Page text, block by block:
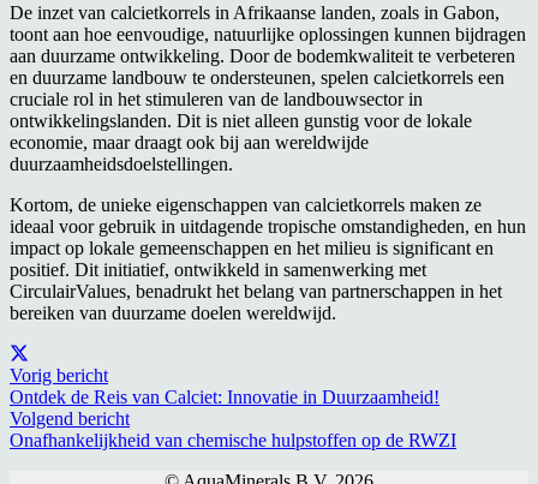
De inzet van calcietkorrels in Afrikaanse landen, zoals in Gabon,
toont aan hoe eenvoudige, natuurlijke oplossingen kunnen bijdragen
aan duurzame ontwikkeling. Door de bodemkwaliteit te verbeteren
en duurzame landbouw te ondersteunen, spelen calcietkorrels een
cruciale rol in het stimuleren van de landbouwsector in
ontwikkelingslanden. Dit is niet alleen gunstig voor de lokale
economie, maar draagt ook bij aan wereldwijde
duurzaamheidsdoelstellingen.
Kortom, de unieke eigenschappen van calcietkorrels maken ze
ideaal voor gebruik in uitdagende tropische omstandigheden, en hun
impact op lokale gemeenschappen en het milieu is significant en
positief. Dit initiatief, ontwikkeld in samenwerking met
CirculairValues, benadrukt het belang van partnerschappen in het
bereiken van duurzame doelen wereldwijd.
Vorig bericht
Ontdek de Reis van Calciet: Innovatie in Duurzaamheid!
Volgend bericht
Onafhankelijkheid van chemische hulpstoffen op de RWZI